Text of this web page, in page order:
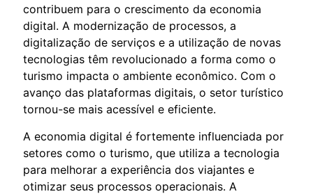
contribuem para o crescimento da economia
digital. A modernização de processos, a
digitalização de serviços e a utilização de novas
tecnologias têm revolucionado a forma como o
turismo impacta o ambiente econômico. Com o
avanço das plataformas digitais, o setor turístico
tornou-se mais acessível e eficiente.
A economia digital é fortemente influenciada por
setores como o turismo, que utiliza a tecnologia
para melhorar a experiência dos viajantes e
otimizar seus processos operacionais. A